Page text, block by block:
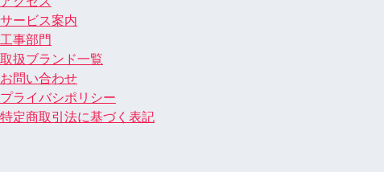
サービス案内
工事部門
取扱ブランド一覧
お問い合わせ
プライバシポリシー
特定商取引法に基づく表記